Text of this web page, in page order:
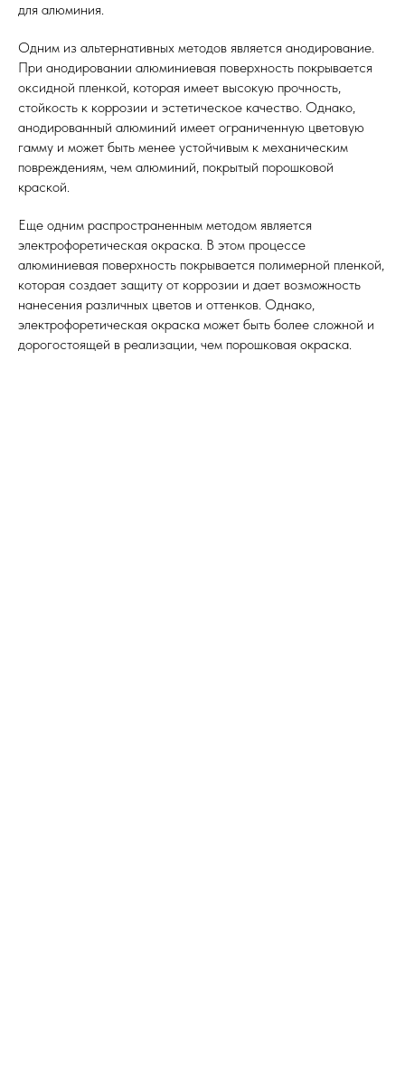
для алюминия.
Одним из альтернативных методов является анодирование.
При анодировании алюминиевая поверхность покрывается
оксидной пленкой, которая имеет высокую прочность,
стойкость к коррозии и эстетическое качество. Однако,
анодированный алюминий имеет ограниченную цветовую
гамму и может быть менее устойчивым к механическим
повреждениям, чем алюминий, покрытый порошковой
краской.
Еще одним распространенным методом является
электрофоретическая окраска. В этом процессе
алюминиевая поверхность покрывается полимерной пленкой,
которая создает защиту от коррозии и дает возможность
нанесения различных цветов и оттенков. Однако,
электрофоретическая окраска может быть более сложной и
дорогостоящей в реализации, чем порошковая окраска.